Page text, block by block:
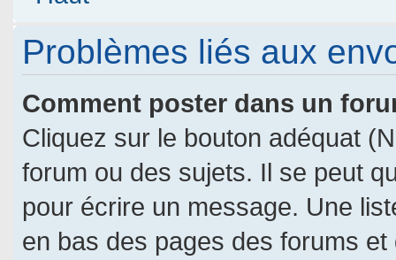
Problèmes liés aux
Comment poster dans un
Cliquez sur le bouton adéquat
forum ou des sujets. Il se peut
pour écrire un message. Une
en bas des pages des forums